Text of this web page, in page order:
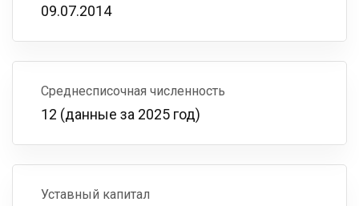
09.07.2014
Среднесписочная численность
12 (данные за 2025 год)
Уставный капитал